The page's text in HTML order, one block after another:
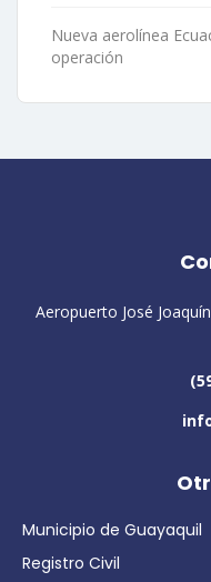
Nueva aerolínea
operación
Aeropuerto José
Municipio de Guayaquil
Registro Civil